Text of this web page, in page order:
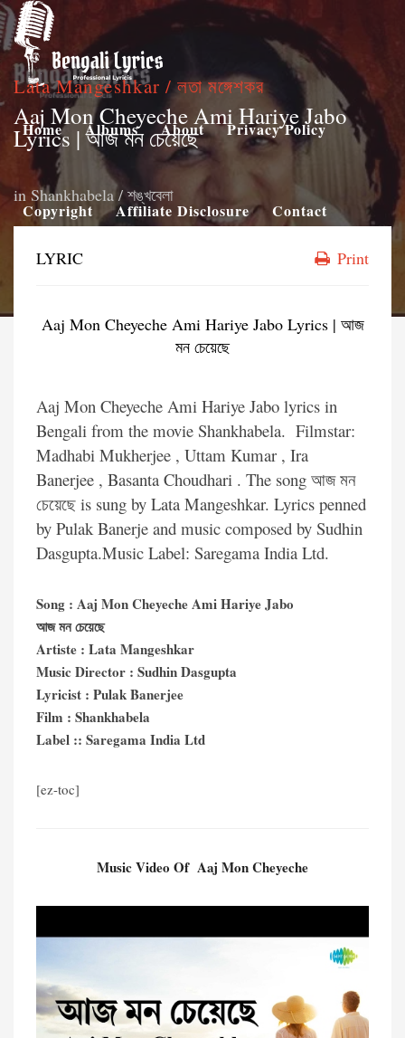
Home Albums About Privacy Policy
Copyright Affiliate Disclosure Contact
Lata Mangeshkar / লতা মঙ্গেশকর
Aaj Mon Cheyeche Ami Hariye Jabo
Lyrics | আজ মন চেয়েছে
in Shankhabela / শঙ্খবেলা
LYRIC Print
Aaj Mon Cheyeche Ami Hariye Jabo Lyrics | আজ
মন চেয়েছে
Aaj Mon Cheyeche Ami Hariye Jabo lyrics in
Bengali from the movie Shankhabela. Filmstar:
Madhabi Mukherjee , Uttam Kumar , Ira
Banerjee , Basanta Choudhari . The song আজ মন
চেয়েছে is sung by Lata Mangeshkar. Lyrics penned
by Pulak Banerje and music composed by Sudhin
Dasgupta.Music Label: Saregama India Ltd.
Song : Aaj Mon Cheyeche Ami Hariye Jabo
আজ মন চেয়েছে
Artiste : Lata Mangeshkar
Music Director : Sudhin Dasgupta
Lyricist : Pulak Banerjee
Film : Shankhabela
Label :: Saregama India Ltd
[ez-toc]
Music Video Of Aaj Mon Cheyeche